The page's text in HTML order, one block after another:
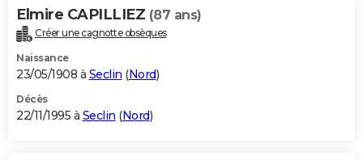
Elmire CAPILLIEZ (87 ans)
Créer une cagnotte obsèques
Naissance
23/05/1908 à Seclin (Nord)
Décès
22/11/1995 à Seclin (Nord)